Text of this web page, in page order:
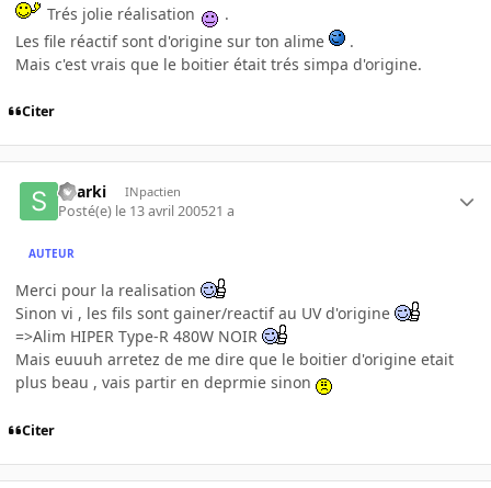
Trés jolie réalisation
.
Les file réactif sont d'origine sur ton alime
.
Mais c'est vrais que le boitier était trés simpa d'origine.
Citer
Sharki INpactien
Posté(e) le 13 avril 200521 a
AUTEUR
Merci pour la realisation
Sinon vi , les fils sont gainer/reactif au UV d'origine
=>Alim HIPER Type-R 480W NOIR
Mais euuuh arretez de me dire que le boitier d'origine etait
plus beau , vais partir en deprmie sinon
Citer